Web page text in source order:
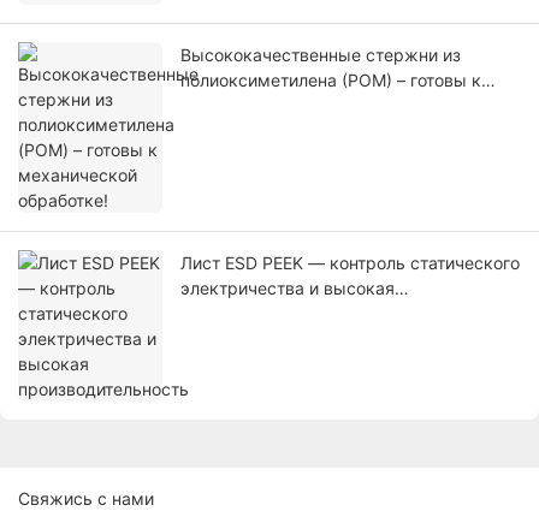
Высококачественные стержни из
полиоксиметилена (POM) – готовы к
Лист ESD PEEK — контроль статического
электричества и высокая
Свяжись с нами